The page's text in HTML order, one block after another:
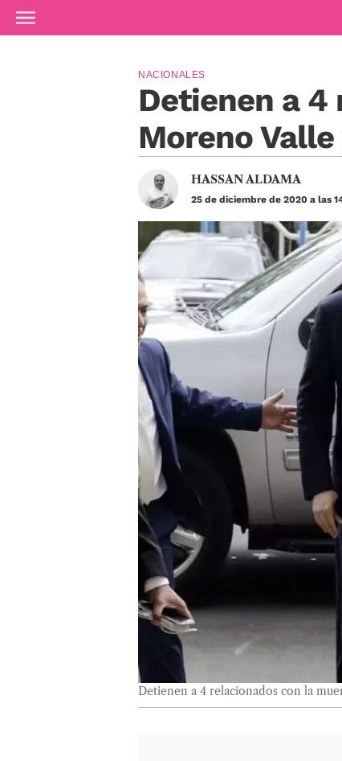
Ir al contenido principal
Detienen a
Moreno
NACIONALES
HASSAN ALDAMA
25 de diciembre de 2020 a las
Detienen a 4 relacionados con la